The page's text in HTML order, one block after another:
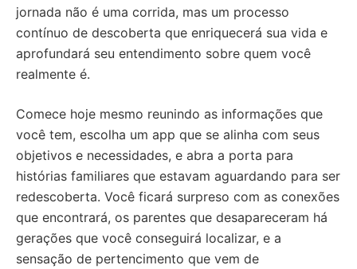
jornada não é uma corrida, mas um processo
contínuo de descoberta que enriquecerá sua vida e
aprofundará seu entendimento sobre quem você
realmente é.
Comece hoje mesmo reunindo as informações que
você tem, escolha um app que se alinha com seus
objetivos e necessidades, e abra a porta para
histórias familiares que estavam aguardando para ser
redescoberta. Você ficará surpreso com as conexões
que encontrará, os parentes que desapareceram há
gerações que você conseguirá localizar, e a
sensação de pertencimento que vem de